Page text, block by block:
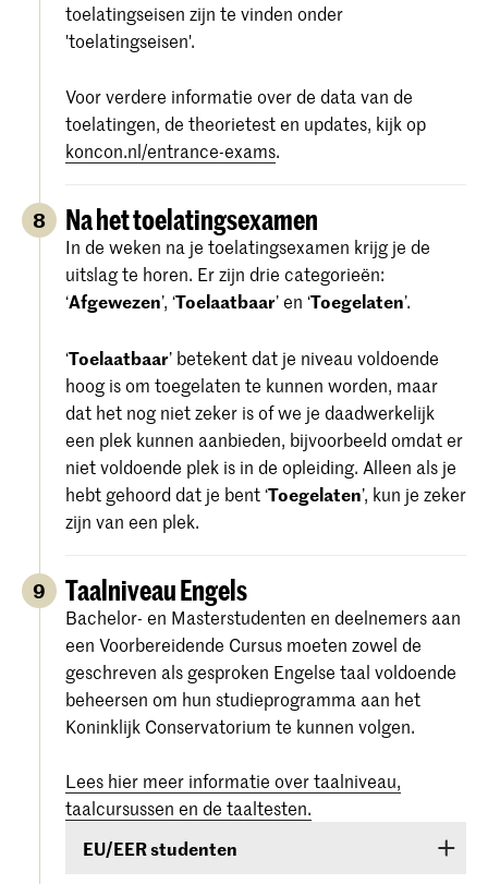
toelatingseisen zijn te vinden onder
'toelatingseisen'.
Voor verdere informatie over de data van de
toelatingen, de theorietest en updates, kijk op
koncon.nl/entrance-exams.
8 Na het toelatingsexamen
In de weken na je toelatingsexamen krijg je de
uitslag te horen. Er zijn drie categorieën:
‘Afgewezen’, ‘Toelaatbaar’ en ‘Toegelaten’.
‘Toelaatbaar’ betekent dat je niveau voldoende
hoog is om toegelaten te kunnen worden, maar
dat het nog niet zeker is of we je daadwerkelijk
een plek kunnen aanbieden, bijvoorbeeld omdat er
niet voldoende plek is in de opleiding. Alleen als je
hebt gehoord dat je bent ‘Toegelaten’, kun je zeker
zijn van een plek.
9 Taalniveau Engels
Bachelor- en Masterstudenten en deelnemers aan
een Voorbereidende Cursus moeten zowel de
geschreven als gesproken Engelse taal voldoende
beheersen om hun studieprogramma aan het
Koninklijk Conservatorium te kunnen volgen.
Lees hier meer informatie over taalniveau,
taalcursussen en de taaltesten.
EU/EER studenten